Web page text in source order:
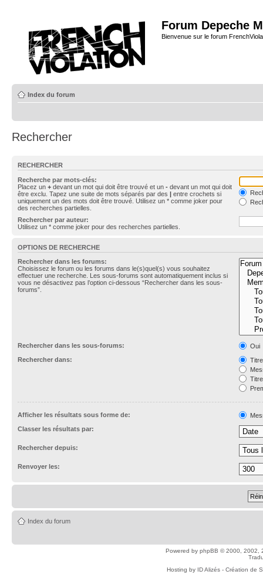
Forum Depeche
Bienvenue sur le forum
Index du forum
Rechercher
RECHERCHER
Recherche par mots-clés:
Placez un + devant un mot qui doit être trouvé et un - devant un mot qui doit
être exclu. Tapez une suite de mots séparés par des | entre crochets si
uniquement un des mots doit être trouvé. Utilisez un * comme joker pour
des recherches partielles.
Rechercher par auteur:
Utilisez un * comme joker pour des recherches partielles.
OPTIONS DE RECHERCHE
Rechercher dans les forums:
Choisissez le forum ou les forums dans le(s)quel(s) vous souhaitez
effectuer une recherche. Les sous-forums sont automatiquement inclus si
vous ne désactivez pas l’option ci-dessous “Rechercher dans les sous-
forums”.
Rechercher dans les sous-forums:
Oui
Rechercher dans:
Afficher les résultats sous forme de:
Classer les résultats par:
Rechercher depuis:
Renvoyer les:
Index du forum
Powered by phpBB © 2000, 2002,
Hosting by ID Alizés - Création de